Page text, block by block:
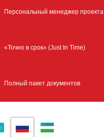
Персональный менеджер проекта
«Точно в срок» (Just In Time)
Полный пакет документов